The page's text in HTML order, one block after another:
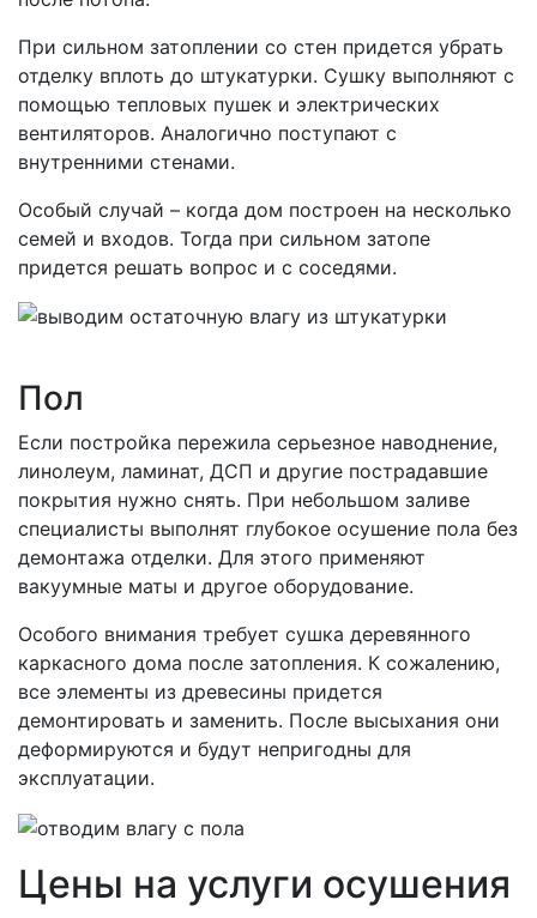
При сильном затоплении со стен придется убрать
отделку вплоть до штукатурки. Сушку выполняют с
помощью тепловых пушек и электрических
вентиляторов. Аналогично поступают с
внутренними стенами.
Особый случай – когда дом построен на несколько
семей и входов. Тогда при сильном затопе
придется решать вопрос и с соседями.
Пол
Если постройка пережила серьезное наводнение,
линолеум, ламинат, ДСП и другие пострадавшие
покрытия нужно снять. При небольшом заливе
специалисты выполнят глубокое осушение пола без
демонтажа отделки. Для этого применяют
вакуумные маты и другое оборудование.
Особого внимания требует сушка деревянного
каркасного дома после затопления. К сожалению,
все элементы из древесины придется
демонтировать и заменить. После высыхания они
деформируются и будут непригодны для
эксплуатации.
Цены на услуги осушения